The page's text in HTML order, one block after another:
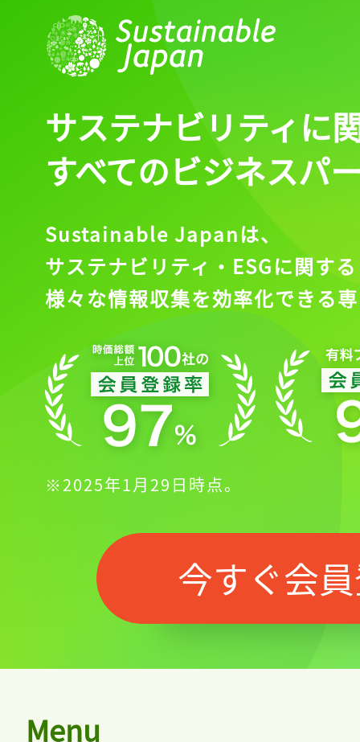
サステナビリティに
すべてのビジネスパ
Sustainable Japanは、
サステナビリティ・ESGに関する
様々な情報収集を効率化できる
※2025年1月29日時点。
今すぐ会
Menu